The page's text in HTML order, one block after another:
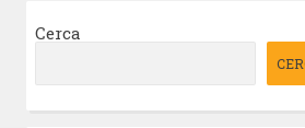
Cerca